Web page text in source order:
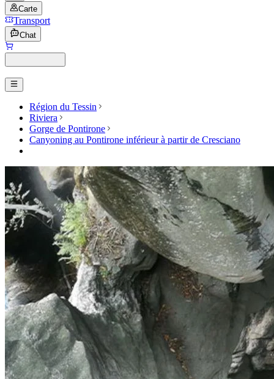
Carte
Transport
Chat
Région du Tessin
Riviera
Gorge de Pontirone
Canyoning au Pontirone inférieur à partir de Cresciano